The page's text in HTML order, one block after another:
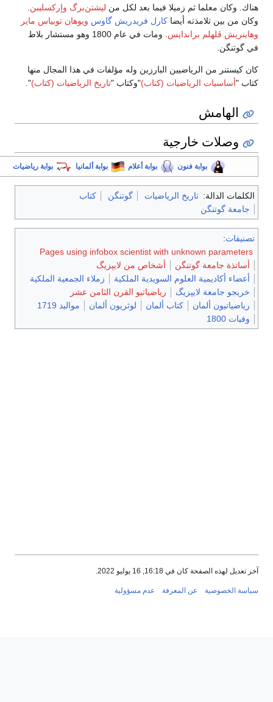
وكان معلما ثم زميلا فيما بعد لكل من ليشتن‌برگ وإركسليبن.
من بين تلامذته أيضا كارل فريدريش گاوس ويوهان توبياس ماير
ڤلهلم براندايس
. ومات في عام 1800 وهو مستشار بلاط
گوتنگن.
كيستنر من الرياضيين البارزين وله مؤلفات في هذا المجال منها
"أساسيات الرياضيات (كتاب)"وكتاب "تاريخ الرياضيات (كتاب)".
الهامش
وصلات خارجية
بوابة فنون بوابة أعلام بوابة ألمانيا بوابة رياضيات
الكلمات الدالة: تاريخ الرياضيات گوتنگن
كتاب
جامعة گوتنگن
تصنيفات:
Pages using infobox scientist with unknown parameters
أساتذة جامعة گوتنگن
أشخاص من لايپزيگ
أعضاء أكاديمية العلوم السويدية الملكية
زملاء الجمعية الملكية
خريجو جامعة لايپزيگ
رياضياتيو القرن الثامن عشر
رياضياتيون ألمان
كتاب ألمان لوثريون ألمان
مواليد 1719
وفيات 1800
تعديل لهذه الصفحة كان في 16:18, 16 يوليو 2022.
الخصوصية عن المعرفة عدم مسؤولية